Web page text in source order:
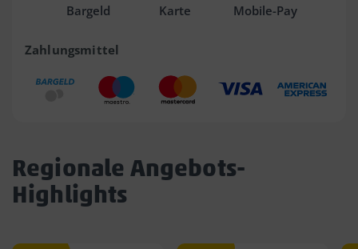
Bargeld Karte Mobile-Pay
Zahlungsmittel
Regionale Angebots-
Highlights